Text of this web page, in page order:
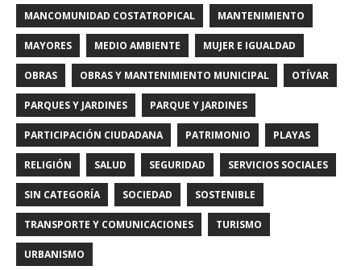
MANCOMUNIDAD COSTATROPICAL MANTENIMIENTO
MAYORES MEDIO AMBIENTE MUJER E IGUALDAD
OBRAS OBRAS Y MANTENIMIENTO MUNICIPAL OTÍVAR
PARQUES Y JARDINES PARQUE Y JARDINES
PARTICIPACIÓN CIUDADANA PATRIMONIO PLAYAS
RELIGIÓN SALUD SEGURIDAD SERVICIOS SOCIALES
SIN CATEGORÍA SOCIEDAD SOSTENIBLE
TRANSPORTE Y COMUNICACIONES TURISMO
URBANISMO